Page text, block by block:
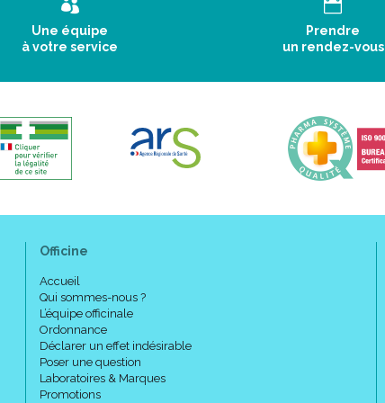
Une équipe
à votre service
Prendre
un rendez-vous
Officine
Accueil
Qui sommes-nous ?
L’équipe officinale
Ordonnance
Déclarer un effet indésirable
Poser une question
Laboratoires & Marques
Promotions